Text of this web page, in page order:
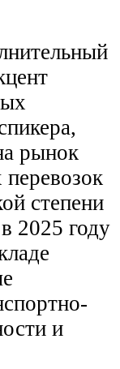
рынок
степени
2025 году
и